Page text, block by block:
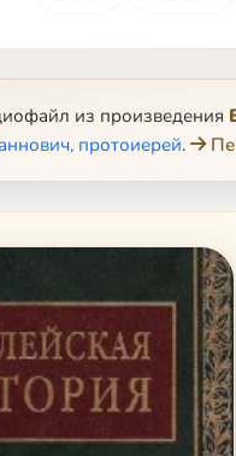
из произведения
протоиерей.